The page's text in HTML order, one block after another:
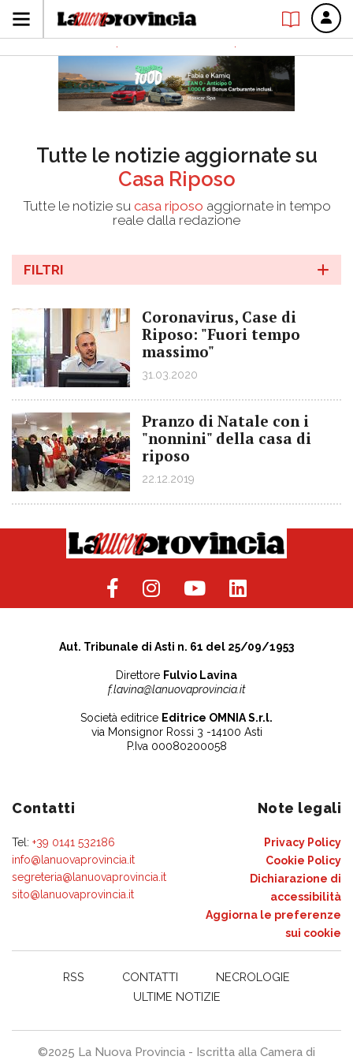
Tutte le notizie aggiornate su
Casa Riposo
Tutte le notizie su casa riposo aggiornate in tempo
reale dalla redazione
FILTRI
Coronavirus, Case di
Riposo: "Fuori tempo
massimo"
31.03.2020
Pranzo di Natale con i
"nonnini" della casa di
riposo
22.12.2019
Aut. Tribunale di Asti n. 61 del 25/09/1953
Direttore Fulvio Lavina
f.lavina@lanuovaprovincia.it
Società editrice Editrice OMNIA S.r.l.
via Monsignor Rossi 3 -14100 Asti
P.Iva 00080200058
Contatti
Tel: +39 0141 532186
info@lanuovaprovincia.it
segreteria@lanuovaprovincia.it
sito@lanuovaprovincia.it
Note legali
Privacy Policy
Cookie Policy
Dichiarazione di
accessibilità
Aggiorna le preferenze
sui cookie
RSS CONTATTI
NECROLOGIE
ULTIME NOTIZIE
©2025 La Nuova Provincia - Iscritta alla Camera di